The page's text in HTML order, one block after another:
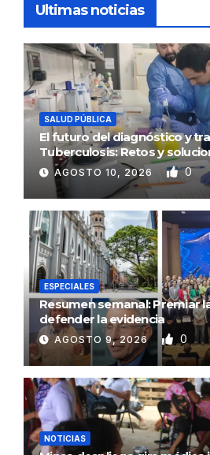
Ultimas noticias
SALUD PÚBLICA
El futuro del diagnóstico y
Tuberculosis: Retos y
AGOSTO 10, 2026 0
ESPECIALES
Resumen semanal: Premiar
defender la evidencia
AGOSTO 9, 2026 0
NOTICIAS